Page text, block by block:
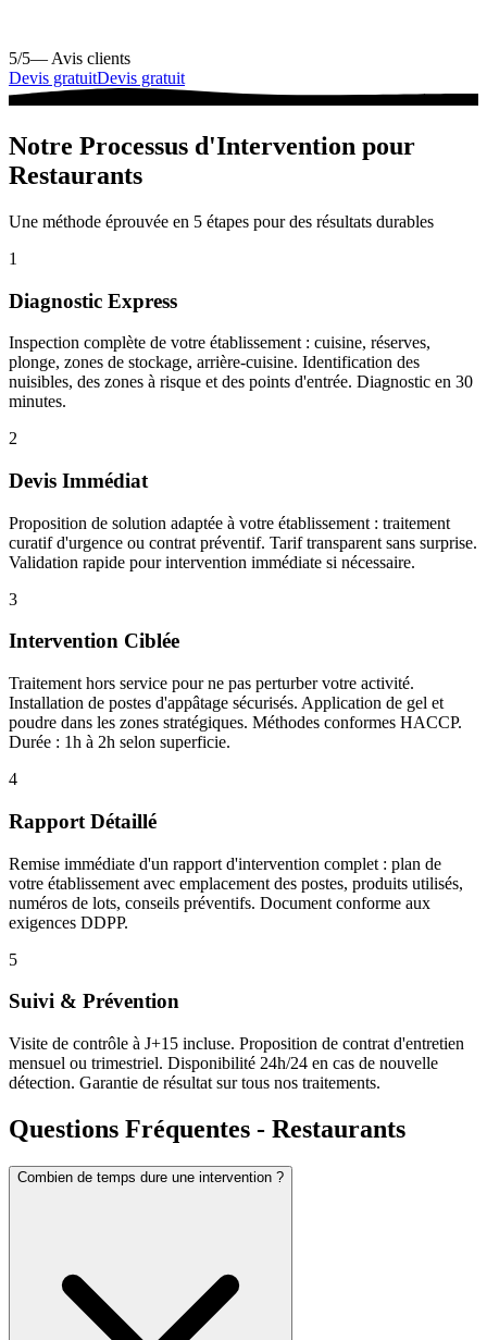
5/5— Avis clients
Devis gratuitDevis gratuit
Notre Processus d'Intervention pour
Restaurants
Une méthode éprouvée en 5 étapes pour des résultats durables
1
Diagnostic Express
Inspection complète de votre établissement : cuisine, réserves,
plonge, zones de stockage, arrière-cuisine. Identification des
nuisibles, des zones à risque et des points d'entrée. Diagnostic en 30
minutes.
2
Devis Immédiat
Proposition de solution adaptée à votre établissement : traitement
curatif d'urgence ou contrat préventif. Tarif transparent sans surprise.
Validation rapide pour intervention immédiate si nécessaire.
3
Intervention Ciblée
Traitement hors service pour ne pas perturber votre activité.
Installation de postes d'appâtage sécurisés. Application de gel et
poudre dans les zones stratégiques. Méthodes conformes HACCP.
Durée : 1h à 2h selon superficie.
4
Rapport Détaillé
Remise immédiate d'un rapport d'intervention complet : plan de
votre établissement avec emplacement des postes, produits utilisés,
numéros de lots, conseils préventifs. Document conforme aux
exigences DDPP.
5
Suivi & Prévention
Visite de contrôle à J+15 incluse. Proposition de contrat d'entretien
mensuel ou trimestriel. Disponibilité 24h/24 en cas de nouvelle
détection. Garantie de résultat sur tous nos traitements.
Questions Fréquentes - Restaurants
Combien de temps dure une intervention ?